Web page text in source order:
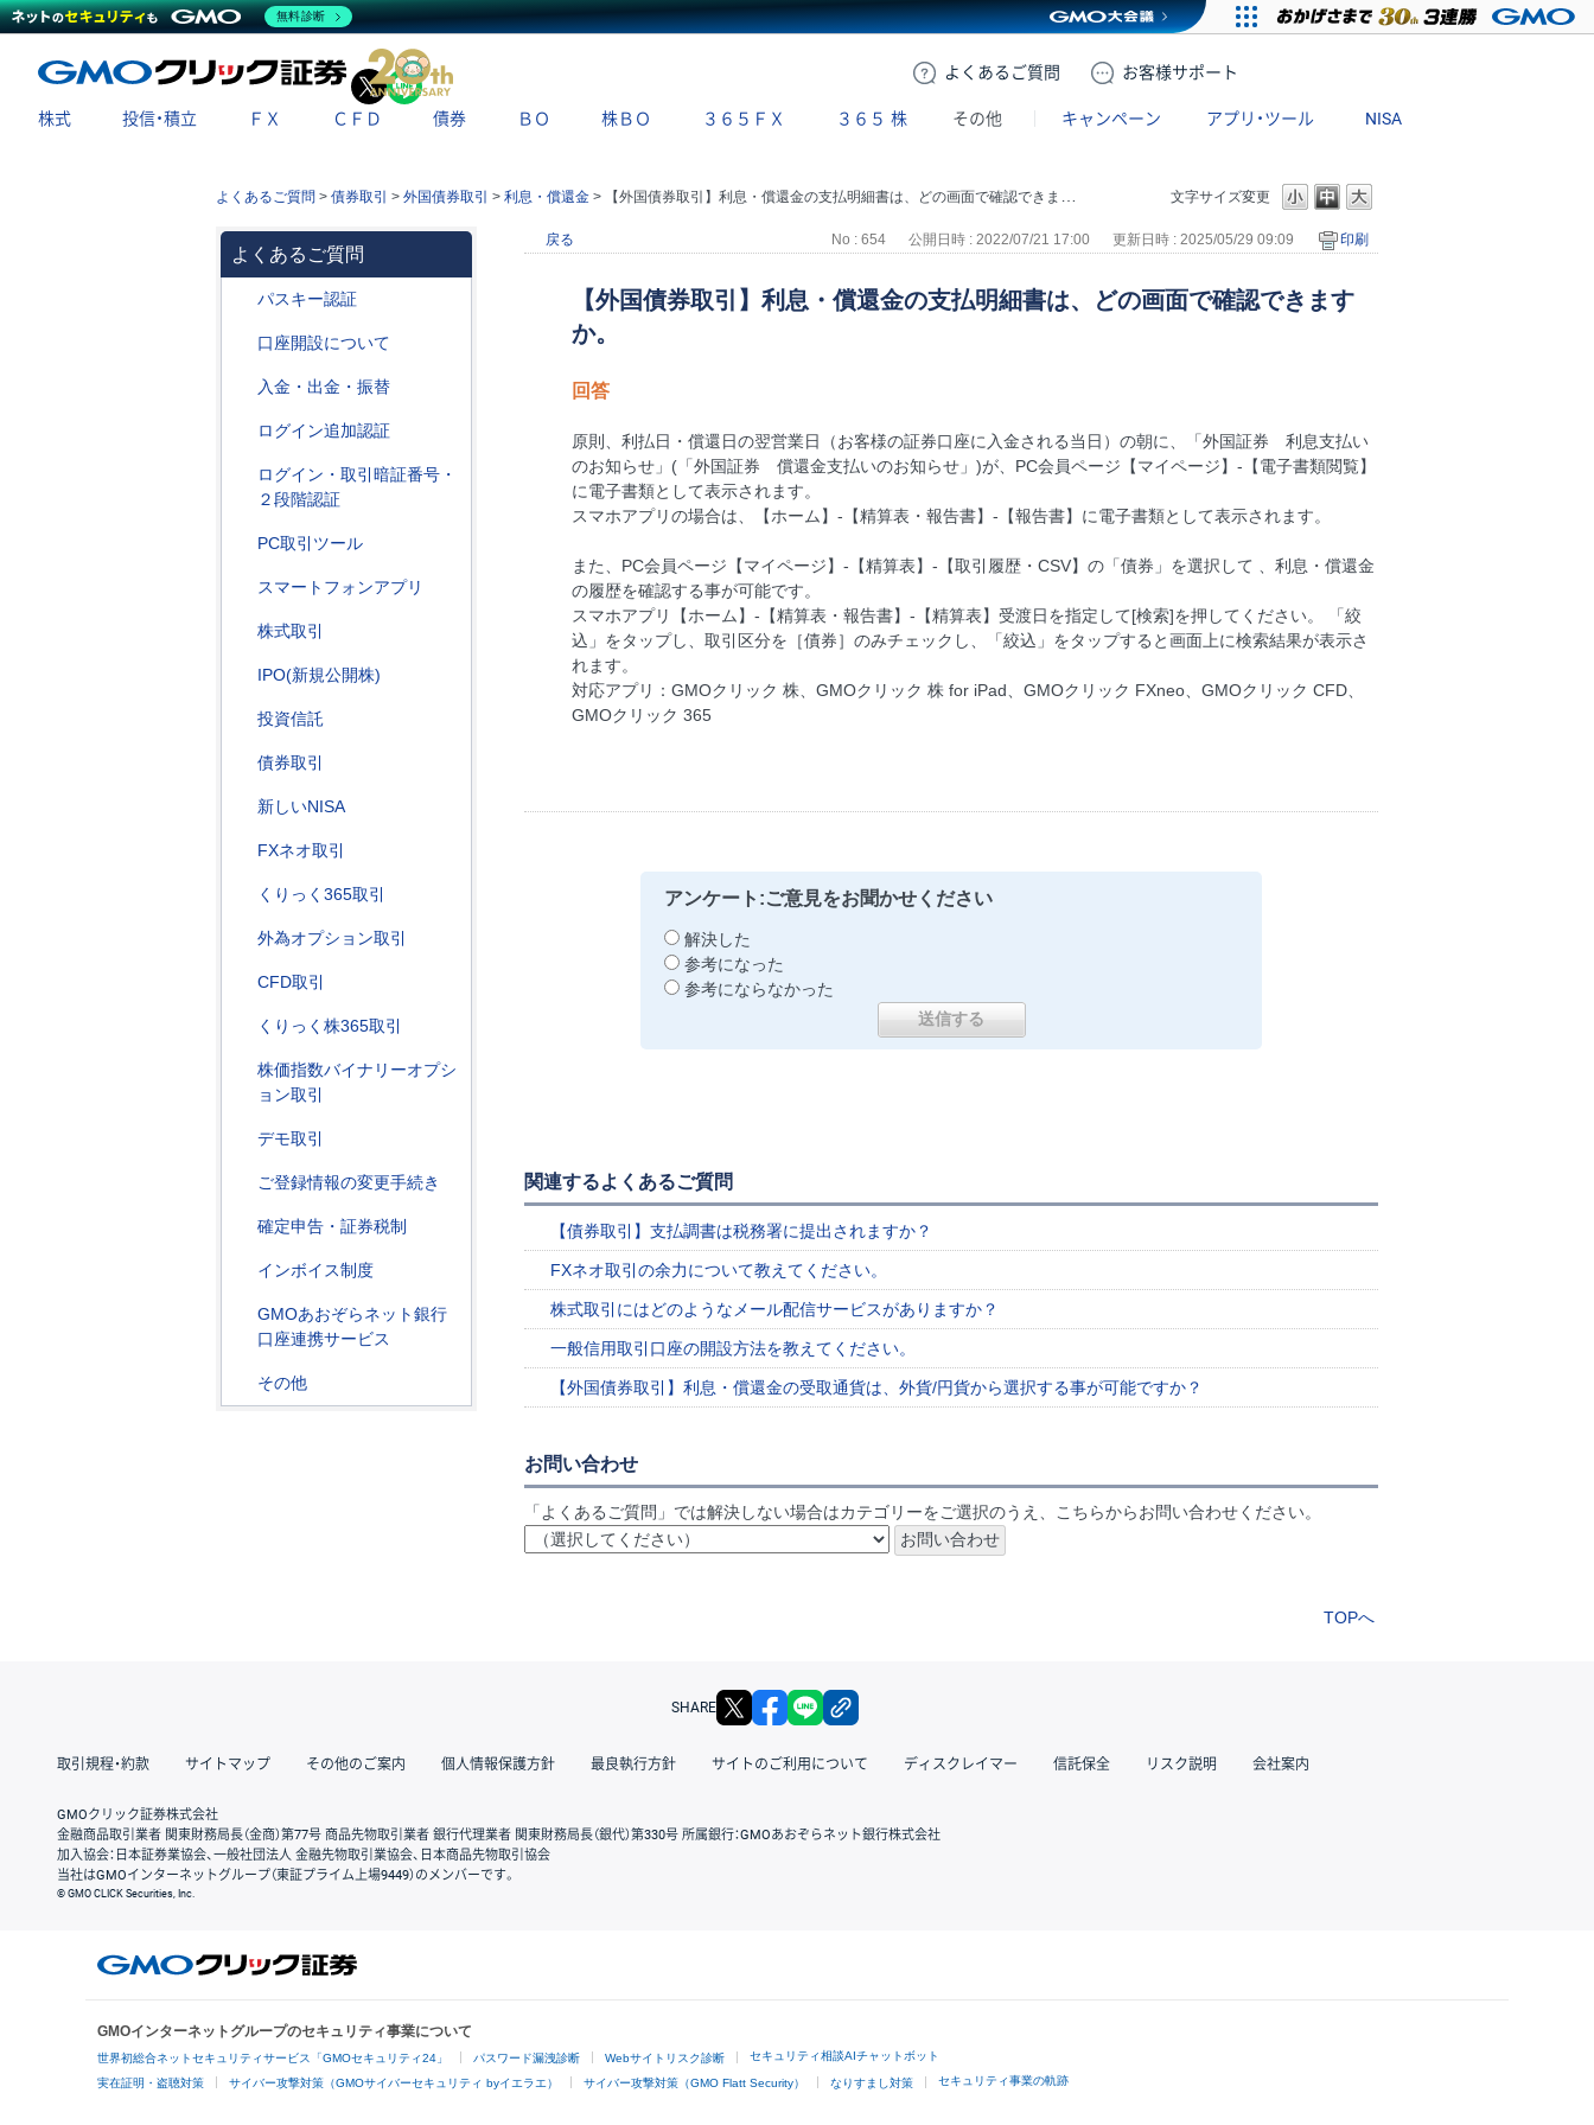
よくある ご質問 お客様サポート
X
株式 投信・積立 ＦＸ ＣＦＤ 債券 ＢＯ 株ＢＯ ３６５ＦＸ ３６５ 株 その他 キャンペーン アプリ・ツール NISA
文字サイズ変更
よくあるご質問 > 債券取引 > 外国債券取引 > 利息・償還金 > 【外国債券取引】利息・償還金の支払明細書は、どの画面で確認できますか。
よくあるご質問
パスキー認証
口座開設について
入金・出金・振替
ログイン追加認証
ログイン・取引暗証番号・
２段階認証
PC取引ツール
スマートフォンアプリ
株式取引
IPO(新規公開株)
投資信託
債券取引
新しいNISA
FXネオ取引
くりっく365取引
外為オプション取引
CFD取引
くりっく株365取引
株価指数バイナリーオプシ
ョン取引
デモ取引
ご登録情報の変更手続き
確定申告・証券税制
インボイス制度
GMOあおぞらネット銀行
口座連携サービス
その他
戻る No : 654 公開日時 : 2022/07/21 17:00 更新日時 : 2025/05/29 09:09 印刷
【外国債券取引】利息・償還金の支払明細書は、どの画面で確認できます
か。
回答
原則、利払日・償還日の翌営業日（お客様の証券口座に入金される当日）の朝に、「外国証券 利息支払い
のお知らせ」(「外国証券 償還金支払いのお知らせ」)が、PC会員ページ【マイページ】-【電子書類閲覧】
に電子書類として表示されます。
スマホアプリの場合は、【ホーム】-【精算表・報告書】-【報告書】に電子書類として表示されます。
また、PC会員ページ【マイページ】-【精算表】-【取引履歴・CSV】の「債券」を選択して 、利息・償還金
の履歴を確認する事が可能です。
スマホアプリ【ホーム】-【精算表・報告書】-【精算表】受渡日を指定して[検索]を押してください。 「絞
込」をタップし、取引区分を［債券］のみチェックし、「絞込」をタップすると画面上に検索結果が表示さ
れます。
対応アプリ：GMOクリック 株、GMOクリック 株 for iPad、GMOクリック FXneo、GMOクリック CFD、
GMOクリック 365
アンケート:ご意見をお聞かせください
解決した
参考になった
参考にならなかった
関連するよくあるご質問
【債券取引】支払調書は税務署に提出されますか？
FXネオ取引の余力について教えてください。
株式取引にはどのようなメール配信サービスがありますか？
一般信用取引口座の開設方法を教えてください。
【外国債券取引】利息・償還金の受取通貨は、外貨/円貨から選択する事が可能ですか？
お問い合わせ
「よくあるご質問」では解決しない場合はカテゴリーをご選択のうえ、こちらからお問い合わせください。
TOPへ
SHARE X facebook
取引規程・約款 サイトマップ その他のご案内 個人情報保護方針 最良執行方針 サイトのご利用について ディスクレイマー 信託保全 リスク説明 会社案内
GMOクリック証券株式会社
金融商品取引業者 関東財務局長（金商）第77号 商品先物取引業者 銀行代理業者 関東財務局長（銀代）第330号 所属銀行：GMOあおぞらネット銀行株式会社
加入協会：日本証券業協会、一般社団法人 金融先物取引業協会、日本商品先物取引協会
当社はGMOインターネットグループ（東証プライム上場9449）のメンバーです。
© GMO CLICK Securities, Inc.
GMOインターネットグループのセキュリティ事業について
世界初総合ネットセキュリティサービス「GMOセキュリティ24」 パスワード漏洩診断 Webサイトリスク診断 セキュリティ相談AIチャットボット
実在証明・盗聴対策 サイバー攻撃対策（GMOサイバーセキュリティ byイエラエ） サイバー攻撃対策（GMO Flatt Security） なりすまし対策 セキュリティ事業の軌跡
無料診断